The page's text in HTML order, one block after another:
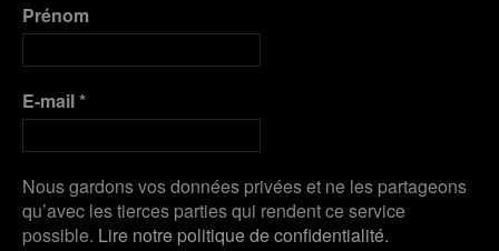
Plus de Audios
Prénom
E-mail*
Nous gardons vos données privées et ne les partageons
qu’avec les tierces parties qui rendent ce service
possible. Lire notre politique de confidentialité.